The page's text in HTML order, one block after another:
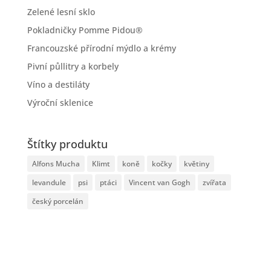
Zelené lesní sklo
Pokladničky Pomme Pidou®
Francouzské přírodní mýdlo a krémy
Pivní půllitry a korbely
Víno a destiláty
Výroční sklenice
Štítky produktu
Alfons Mucha Klimt koně kočky
květiny
levandule
psi ptáci Vincent van Gogh
zvířata
český porcelán